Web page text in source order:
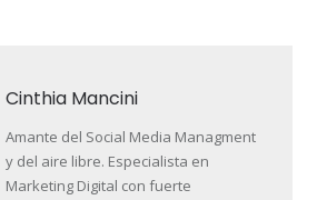
Cinthia Mancini
Amante del Social Media Managment
y del aire libre. Especialista en
Marketing Digital con fuerte